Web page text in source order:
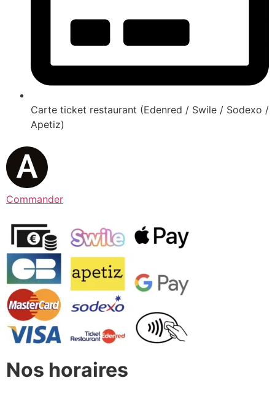
Carte ticket restaurant (Edenred / Swile / Sodexo /
Apetiz)
Commander
Nos horaires